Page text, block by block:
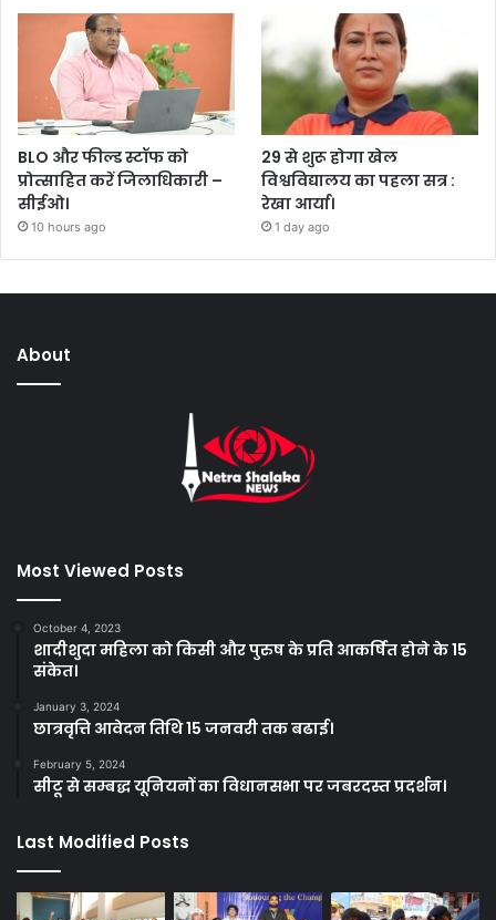
BLO और फील्ड स्टॉफ को
प्रोत्साहित करें जिलाधिकारी –
सीईओ।
10 hours ago
29 से शुरू होगा खेल
विश्वविद्यालय का पहला सत्र :
रेखा आर्या।
1 day ago
About
Most Viewed Posts
October 4, 2023
शादीशुदा महिला को किसी और पुरुष के प्रति आकर्षित होने के 15
संकेत।
January 3, 2024
छात्रवृत्ति आवेदन तिथि 15 जनवरी तक बढाई।
February 5, 2024
सीटू से सम्बद्ध यूनियनों का विधानसभा पर जबरदस्त प्रदर्शन।
Last Modified Posts